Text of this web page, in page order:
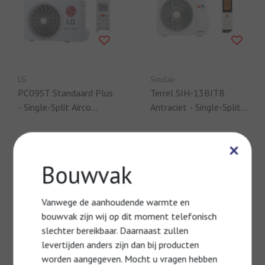
LG
PC09ST Standaard Plus
- Single-Split Airco
€799,00
Sinclair
Terrel SIH-13BITB
Antraciet - Single-Split
×
Bouwvak
Vanwege de aanhoudende warmte en
bouwvak zijn wij op dit moment telefonisch
slechter bereikbaar. Daarnaast zullen
levertijden anders zijn dan bij producten
worden aangegeven. Mocht u vragen hebben